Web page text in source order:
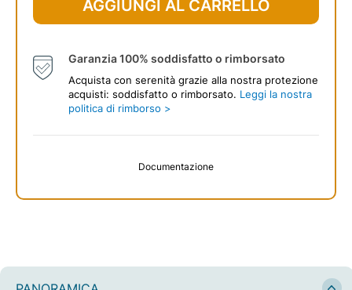
AGGIUNGI AL CARRELLO
Garanzia 100% soddisfatto o rimborsato
Acquista con serenità grazie alla nostra protezione
acquisti: soddisfatto o rimborsato. Leggi la nostra
politica di rimborso >
Documentazione